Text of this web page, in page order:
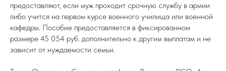
предоставляют, если муж проходит срочную службу в армии
либо учится на первом курсе военного училища или военной
кафедры. Пособие предоставляется в фиксированном
размере 45 054 руб. дополнительно к другим выплатам и не
зависит от нуждаемости семьи.